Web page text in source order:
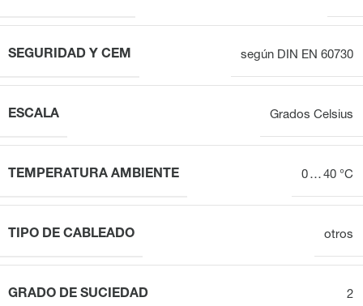
SEGURIDAD Y CEM según DIN EN 60730
ESCALA Grados Celsius
TEMPERATURA AMBIENTE 0 … 40 °C
TIPO DE CABLEADO otros
GRADO DE SUCIEDAD 2